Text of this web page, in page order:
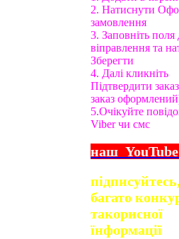
2. Натиснути
замовлення
3. Заповніть поля
віправлення та
Зберегти
4. Далі кликніть
Підтвердити
заказ
5.Очікуйте
Viber чи смс
наш YouTube
багато
такорисної
їнформації